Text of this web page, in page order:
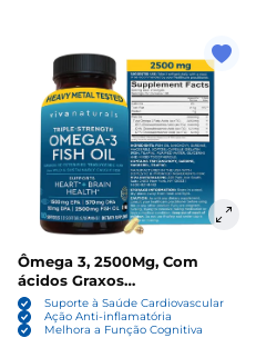
Ômega 3, 2500Mg, Com
ácidos Graxos
Reesterificados, 180
cápsulas, Viva Naturals
Suporte à Saúde Cardiovascular
Ação Anti-inflamatória
Melhora a Função Cognitiva